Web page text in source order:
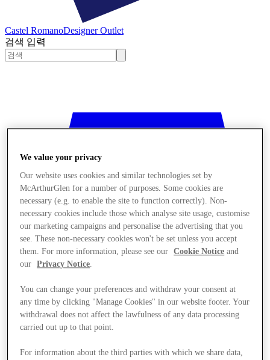
Castel RomanoDesigner Outlet
검색 입력
저장
We value your privacy
Our website uses cookies and similar technologies set by
McArthurGlen for a number of purposes. Some cookies are
necessary (e.g. to enable the site to function correctly). Non-
necessary cookies include those which analyse site usage, customise
our marketing campaigns and personalise the advertising that you
see. These non-necessary cookies won't be set unless you accept
them. For more information, please see our
Cookie Notice and
our
Privacy Notice.
You can change your preferences and withdraw your consent at
any time by clicking "Manage Cookies" in our website footer. Your
withdrawal does not affect the lawfulness of any data processing
carried out up to that point.
For information about the third parties with which we share data,